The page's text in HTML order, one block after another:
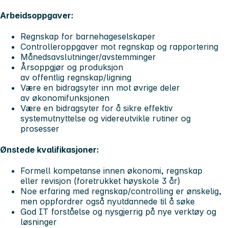
Arbeidsoppgaver:
Regnskap for barnehageselskaper
Controlleroppgaver mot regnskap og rapportering
Månedsavslutninger/avstemminger
Årsoppgjør og produksjon
av offentlig regnskap/ligning
Være en bidragsyter inn mot øvrige deler
av økonomifunksjonen
Være en bidragsyter for å sikre effektiv
systemutnyttelse og videreutvikle rutiner og
prosesser
Ønstede kvalifikasjoner:
Formell kompetanse innen økonomi, regnskap
eller revisjon (foretrukket høyskole 3 år)
Noe erfaring med regnskap/controlling er ønskelig,
men oppfordrer også nyutdannede til å søke
God IT forståelse og nysgjerrig på nye verktøy og
løsninger